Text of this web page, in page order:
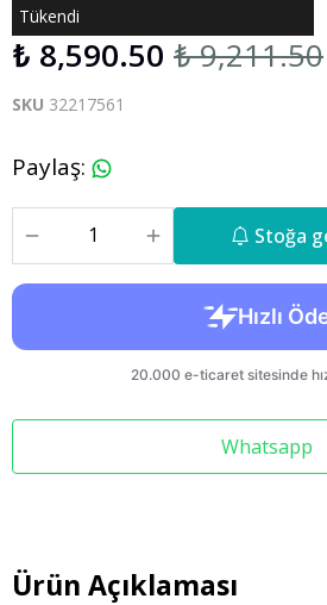
Tükendi
₺ 8,590.50 ₺ 9,211.50
SKU 32217561
Paylaş:
Stoğa
Whatsapp
Ürün Açıklaması